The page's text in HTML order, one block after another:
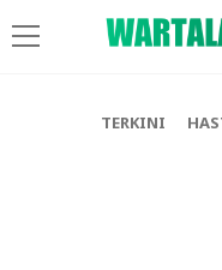
TERKINI